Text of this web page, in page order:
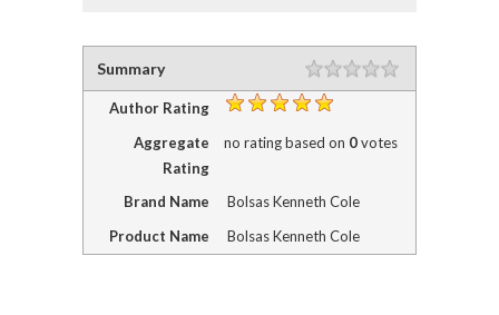
Summary
Author Rating
Aggregate
Rating
no ratingbased on 0votes
Brand Name
Bolsas Kenneth Cole
Product Name
Bolsas Kenneth Cole